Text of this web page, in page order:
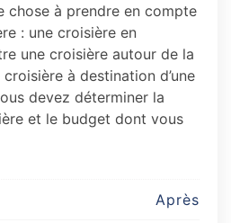
chose à prendre en compte
: une croisière en
une croisière autour de la
à destination d’une
devez déterminer la
et le budget dont vous
Après